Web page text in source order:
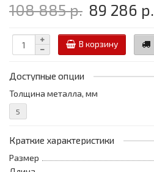
108 885 р. 89 286 р.
В корзину
Доступные опции
Толщина металла, мм
5
Краткие характеристики
Размер